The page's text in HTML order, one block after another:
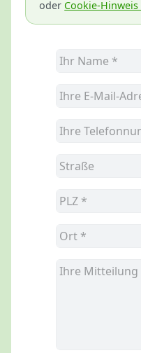
oder Cookie-